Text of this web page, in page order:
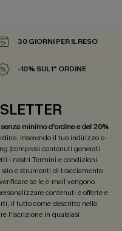
30 GIORNI PER IL RESO
-10% SUL 1° ORDINE
senza minimo d'ordine e del 20%
Inserendo il tuo indirizzo e-
(compresi contenuti generati
i nostri Termini e condizioni.
e strumenti di tracciamento
se le e-mail vengono
contenuti e offerte e
il tutto come descritto nella
l'iscrizione in qualsiasi